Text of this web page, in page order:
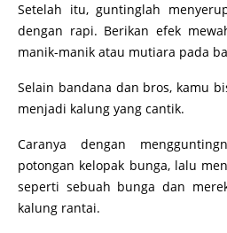
Setelah itu, guntinglah
dengan rapi. Berikan efek
manik-manik atau mutiara pada
Selain bandana dan bros, kamu
menjadi kalung yang cantik.
Caranya dengan
potongan kelopak bunga, lalu
seperti sebuah bunga dan
kalung rantai.